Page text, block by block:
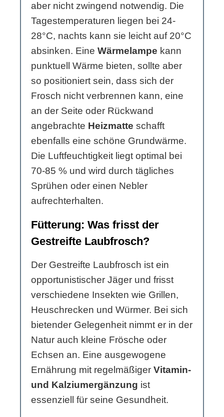
aber nicht zwingend notwendig. Die
Tagestemperaturen liegen bei 24-
28°C, nachts kann sie leicht auf 20°C
absinken. Eine Wärmelampe kann
punktuell Wärme bieten, sollte aber
so positioniert sein, dass sich der
Frosch nicht verbrennen kann, eine
an der Seite oder Rückwand
angebrachte Heizmatte schafft
ebenfalls eine schöne Grundwärme.
Die Luftfeuchtigkeit liegt optimal bei
70-85 % und wird durch tägliches
Sprühen oder einen Nebler
aufrechterhalten.
Fütterung: Was frisst der
Gestreifte Laubfrosch?
Der Gestreifte Laubfrosch ist ein
opportunistischer Jäger und frisst
verschiedene Insekten wie Grillen,
Heuschrecken und Würmer. Bei sich
bietender Gelegenheit nimmt er in der
Natur auch kleine Frösche oder
Echsen an. Eine ausgewogene
Ernährung mit regelmäßiger Vitamin-
und Kalziumergänzung ist
essenziell für seine Gesundheit.